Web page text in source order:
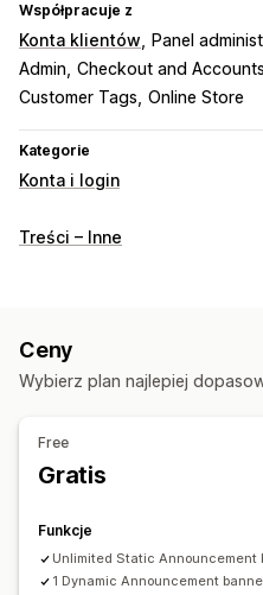
Współpracuje z
Konta klientów Panel
Admin Checkout and
Customer Tags Online Store
Kategorie
Konta i login
Zarządzanie kontem
Kontrola dostępu
Ograniczenie dostępu
Treści – Inne
Ceny
Wybierz plan najlepiej
Free
Gratis
Funkcje
Unlimited Static Announcement
1 Dynamic Announcement